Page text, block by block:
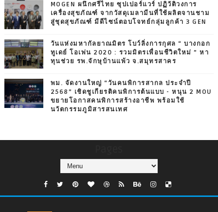
MOGEN ผนึกศรีไทย ซุปเปอร์แวร์ ปฏิวัติวงการ
เครื่องสุขภัณฑ์ จากวัสดุเมลามีนที่ใช้ผลิตจานชาม
สู่ชุดสุขภัณฑ์ มีดีไซน์ตอบโจทย์กลุ่มลูกค้า 3 GEN
วันแห่งมหากัลยาณมิตร โบว์ลิ่งการกุศล “ บางกอก
ทูเดย์ โอเพ่น 2020 : รวมมิตรเพื่อนชีวิตใหม่ ” หา
ทุนช่วย รพ.จักษุบ้านแพ้ว จ.สมุทรสาคร
พม. จัดงานใหญ่ “วันคนพิการสากล ประจำปี
2568” เชิดชูเกียรติคนพิการต้นแบบ - หนุน 2 MOU
ขยายโอกาสคนพิการสร้างอาชีพ พร้อมใช้
นวัตกรรมภูมิสารสนเทศ